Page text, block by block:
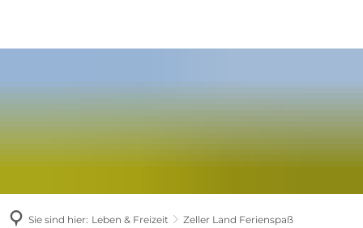
Sie sind hier: Leben & Freizeit
Zeller Land Ferienspaß